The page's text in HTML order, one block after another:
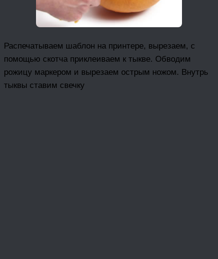
Распечатываем шаблон на принтере, вырезаем, с
помощью скотча приклеиваем к тыкве. Обводим
рожицу маркером и вырезаем острым ножом. Внутрь
тыквы ставим свечку